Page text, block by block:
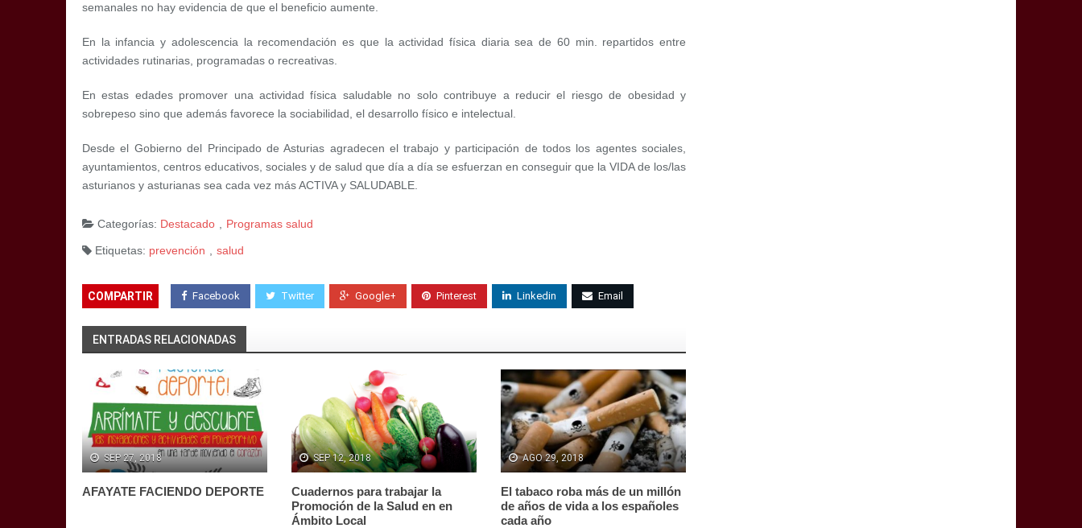
semanales no hay evidencia de que el beneficio aumente.
En la infancia y adolescencia la recomendación es que la actividad física diaria sea de 60 min. repartidos entre
actividades rutinarias, programadas o recreativas.
En estas edades promover una actividad física saludable no solo contribuye a reducir el riesgo de obesidad y
sobrepeso sino que además favorece la sociabilidad, el desarrollo físico e intelectual.
Desde el Gobierno del Principado de Asturias agradecen el trabajo y participación de todos los agentes sociales,
ayuntamientos, centros educativos, sociales y de salud que día a día se esfuerzan en conseguir que la VIDA de los/las
asturianos y asturianas sea cada vez más ACTIVA y SALUDABLE.
Categorías: Destacado Programas salud
Etiquetas: prevención salud
COMPARTIR Facebook Twitter Google+ Pinterest Linkedin Email
ENTRADAS RELACIONADAS
SEP 27, 2018
AFAYATE FACIENDO DEPORTE
SEP 12, 2018
Cuadernos para trabajar la
Promoción de la Salud en en
Ámbito Local
AGO 29, 2018
El tabaco roba más de un millón
de años de vida a los españoles
cada año